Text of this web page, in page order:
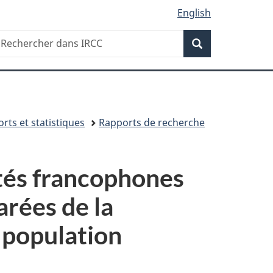
English
Recherche
et statistiques Rapports de recherche
francophones
de la